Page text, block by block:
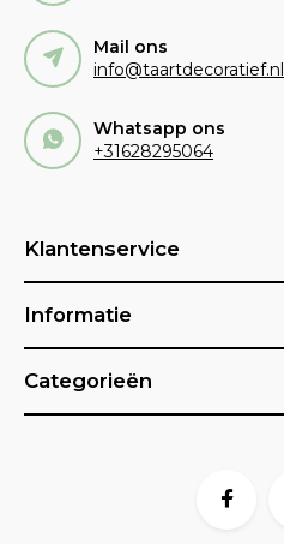
Mail ons
info@taartdecoratief.nl
Whatsapp ons
+31628295064
Klantenservice
Informatie
Categorieën